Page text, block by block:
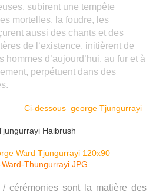
subirent une tempête
mortelles, la foudre, les
aussi des chants et des
de l‘existence, initièrent de
d’aujourd’hui, au fur et à
perpétuent dans des
Ci-dessous george Tjungurrayi
Ward Tjungurrayi 120x90
cérémonies sont la matière des